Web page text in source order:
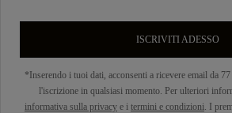
ISCRIVITI ADESSO
*Inserendo i tuoi dati, acconsenti a ricevere email da
l'iscrizione in qualsiasi momento. Per ulteriori
informativa sulla privacy e i termini e condizioni. I